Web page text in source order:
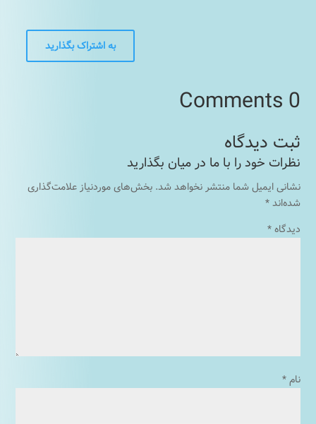
به اشتراک بگذارید
0 Comments
نشانی ایمیل شما منتشر نخواهد شد. بخش‌های موردنیاز علامت‌گذاری
شده‌اند*
دیدگاه*
نام*